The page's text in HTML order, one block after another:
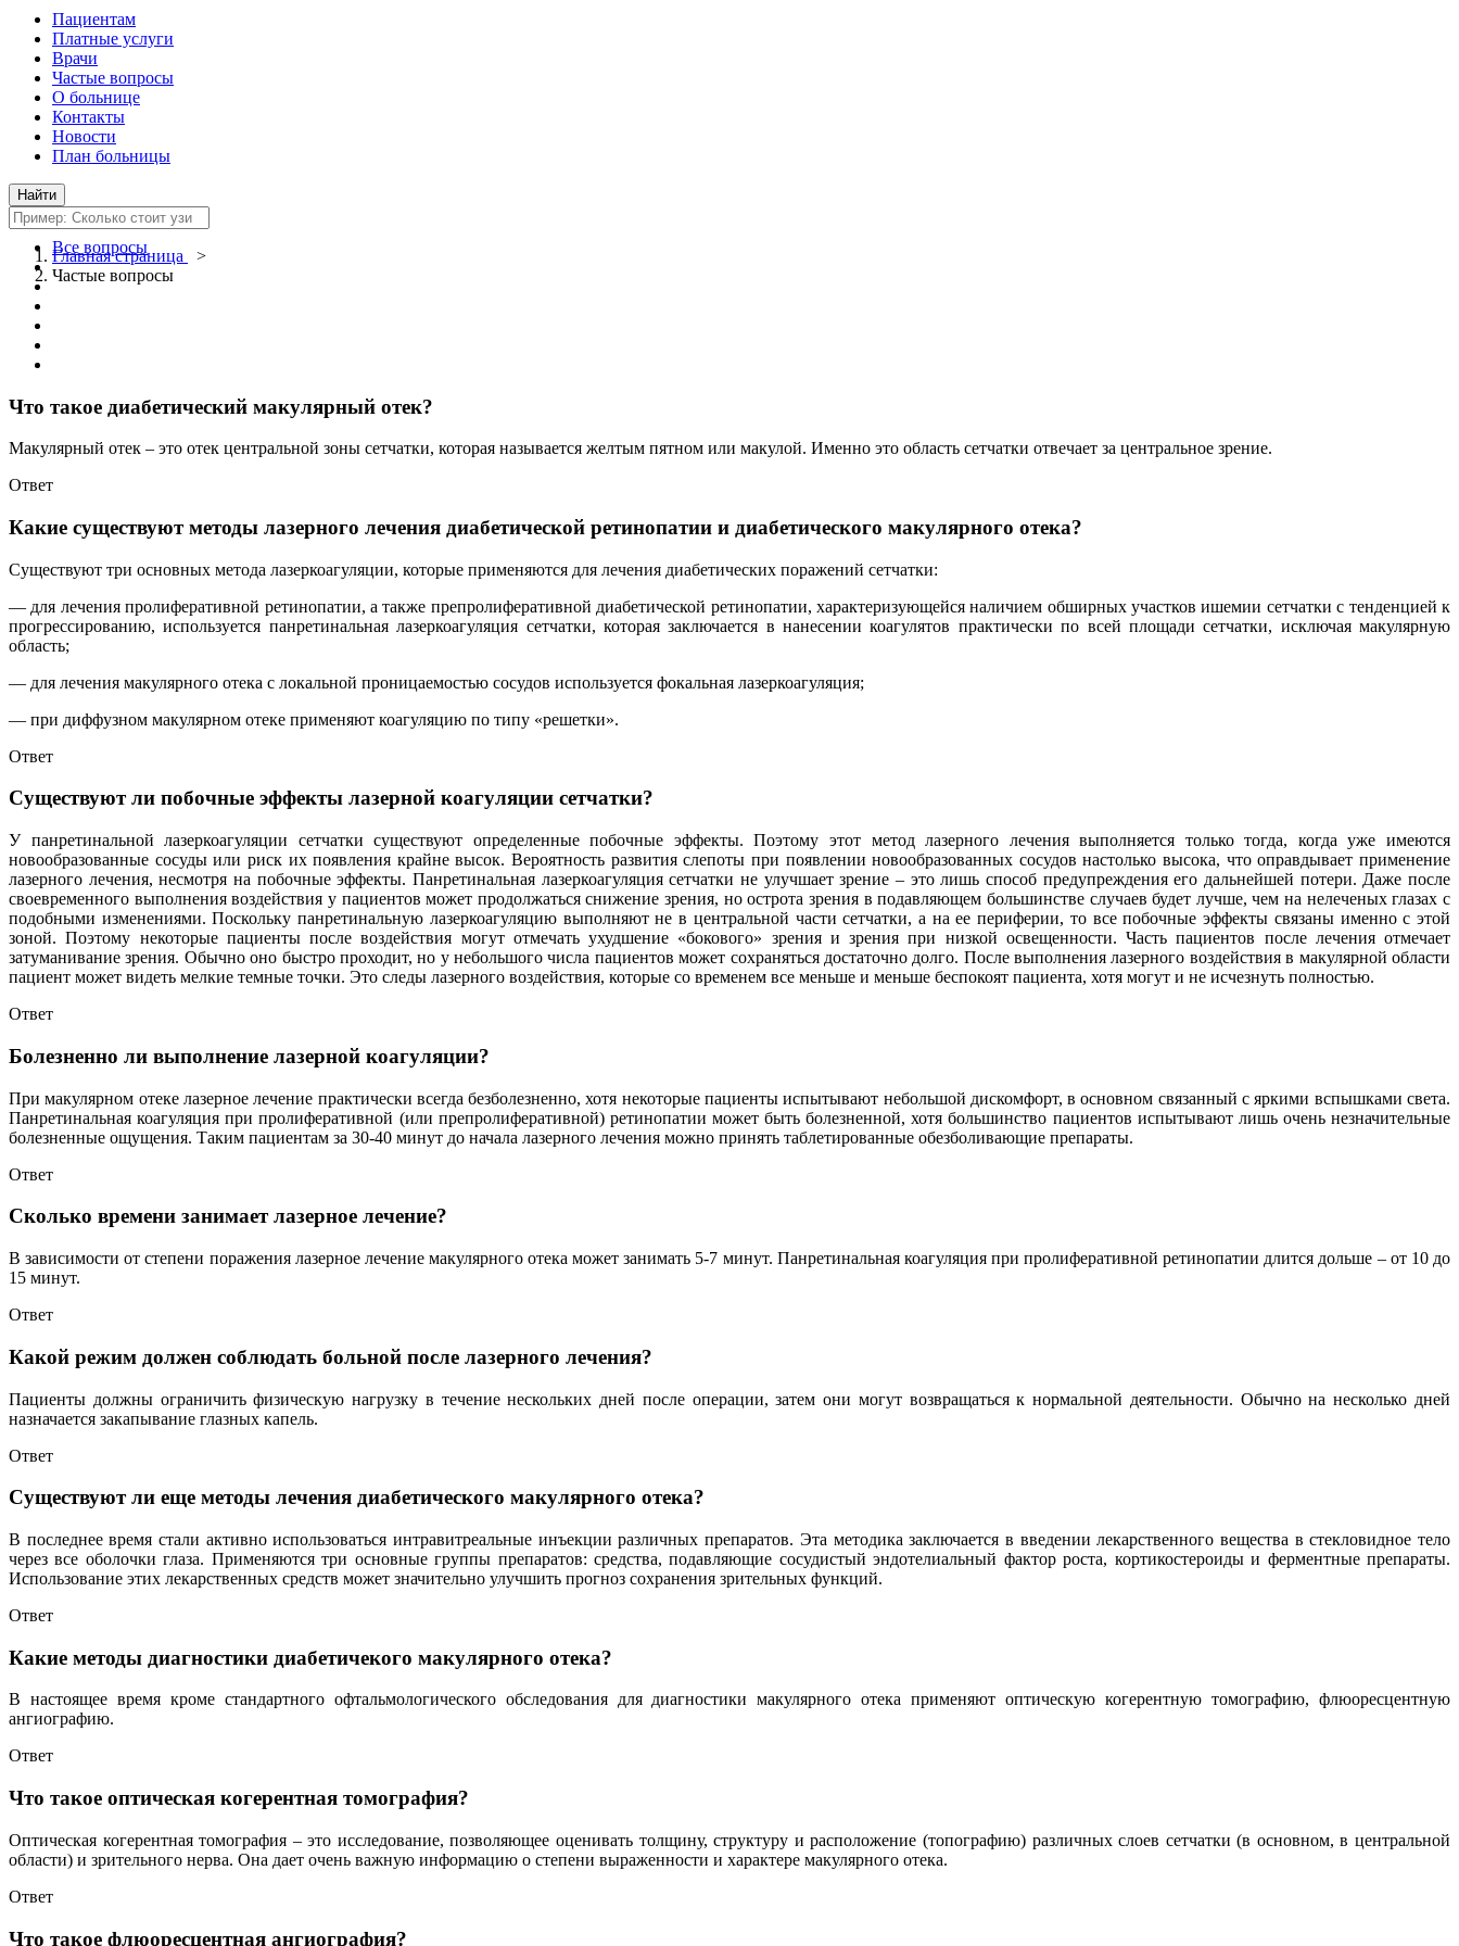
Пациентам
Платные услуги
Врачи
Частые вопросы
О больнице
Контакты
Новости
План больницы
Главная страница
>
Частые вопросы
Все вопросы
Что такое диабетический макулярный отек?
Макулярный отек – это отек центральной зоны сетчатки, которая называется желтым пятном или макулой. Именно это область сетчатки отвечает за центральное зрение.
Ответ
Какие существуют методы лазерного лечения диабетической ретинопатии и диабетического макулярного отека?
Существуют три основных метода лазеркоагуляции, которые применяются для лечения диабетических поражений сетчатки:
— для лечения пролиферативной ретинопатии, а также препролиферативной диабетической ретинопатии, характеризующейся наличием обширных участков ишемии сетчатки с тенденцией к
прогрессированию, используется панретинальная лазеркоагуляция сетчатки, которая заключается в нанесении коагулятов практически по всей площади сетчатки, исключая макулярную
область;
— для лечения макулярного отека с локальной проницаемостью сосудов используется фокальная лазеркоагуляция;
— при диффузном макулярном отеке применяют коагуляцию по типу «решетки».
Ответ
Существуют ли побочные эффекты лазерной коагуляции сетчатки?
У панретинальной лазеркоагуляции сетчатки существуют определенные побочные эффекты. Поэтому этот метод лазерного лечения выполняется только тогда, когда уже имеются
новообразованные сосуды или риск их появления крайне высок. Вероятность развития слепоты при появлении новообразованных сосудов настолько высока, что оправдывает применение
лазерного лечения, несмотря на побочные эффекты. Панретинальная лазеркоагуляция сетчатки не улучшает зрение – это лишь способ предупреждения его дальнейшей потери. Даже после
своевременного выполнения воздействия у пациентов может продолжаться снижение зрения, но острота зрения в подавляющем большинстве случаев будет лучше, чем на нелеченых глазах с
подобными изменениями. Поскольку панретинальную лазеркоагуляцию выполняют не в центральной части сетчатки, а на ее периферии, то все побочные эффекты связаны именно с этой
зоной. Поэтому некоторые пациенты после воздействия могут отмечать ухудшение «бокового» зрения и зрения при низкой освещенности. Часть пациентов после лечения отмечает
затуманивание зрения. Обычно оно быстро проходит, но у небольшого числа пациентов может сохраняться достаточно долго. После выполнения лазерного воздействия в макулярной области
пациент может видеть мелкие темные точки. Это следы лазерного воздействия, которые со временем все меньше и меньше беспокоят пациента, хотя могут и не исчезнуть полностью.
Ответ
Болезненно ли выполнение лазерной коагуляции?
При макулярном отеке лазерное лечение практически всегда безболезненно, хотя некоторые пациенты испытывают небольшой дискомфорт, в основном связанный с яркими вспышками света.
Панретинальная коагуляция при пролиферативной (или препролиферативной) ретинопатии может быть болезненной, хотя большинство пациентов испытывают лишь очень незначительные
болезненные ощущения. Таким пациентам за 30-40 минут до начала лазерного лечения можно принять таблетированные обезболивающие препараты.
Ответ
Сколько времени занимает лазерное лечение?
В зависимости от степени поражения лазерное лечение макулярного отека может занимать 5-7 минут. Панретинальная коагуляция при пролиферативной ретинопатии длится дольше – от 10 до
15 минут.
Ответ
Какой режим должен соблюдать больной после лазерного лечения?
Пациенты должны ограничить физическую нагрузку в течение нескольких дней после операции, затем они могут возвращаться к нормальной деятельности. Обычно на несколько дней
назначается закапывание глазных капель.
Ответ
Существуют ли еще методы лечения диабетического макулярного отека?
В последнее время стали активно использоваться интравитреальные инъекции различных препаратов. Эта методика заключается в введении лекарственного вещества в стекловидное тело
через все оболочки глаза. Применяются три основные группы препаратов: средства, подавляющие сосудистый эндотелиальный фактор роста, кортикостероиды и ферментные препараты.
Использование этих лекарственных средств может значительно улучшить прогноз сохранения зрительных функций.
Ответ
Какие методы диагностики диабетичекого макулярного отека?
В настоящее время кроме стандартного офтальмологического обследования для диагностики макулярного отека применяют оптическую когерентную томографию, флюоресцентную
ангиографию.
Ответ
Что такое оптическая когерентная томография?
Оптическая когерентная томография – это исследование, позволяющее оценивать толщину, структуру и расположение (топографию) различных слоев сетчатки (в основном, в центральной
области) и зрительного нерва. Она дает очень важную информацию о степени выраженности и характере макулярного отека.
Ответ
Что такое флюоресцентная ангиография?